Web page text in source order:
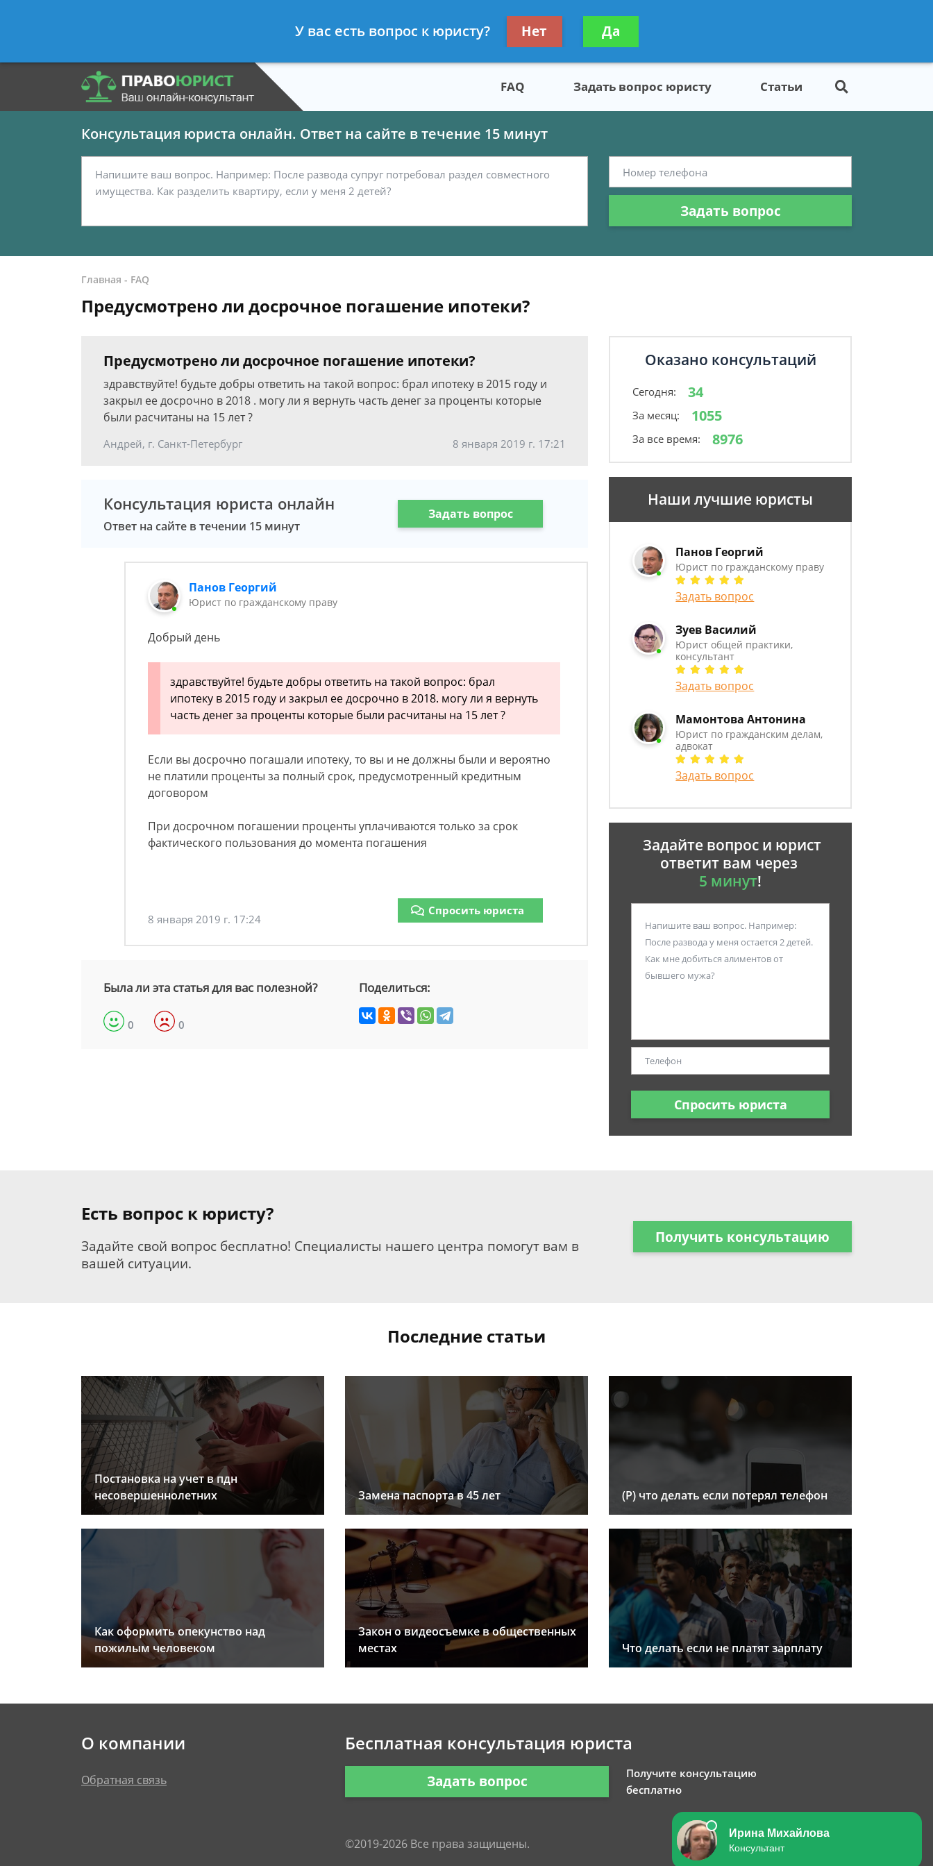
- Юрист по гражданскому праву
Получите консультацию
бесплатно
FAQ Задать вопрос юристу Статьи
Консультация юриста онлайн. Ответ на сайте в течение 15 минут
Задать вопрос
Главная - FAQ
Предусмотрено ли досрочное погашение ипотеки?
Предусмотрено ли досрочное погашение ипотеки?
здравствуйте! будьте добры ответить на такой вопрос: брал ипотеку в 2015 году и
закрыл ее досрочно в 2018 . могу ли я вернуть часть денег за проценты которые
были расчитаны на 15 лет ?
Андрей, г. Санкт-Петербург 8 января 2019 г. 17:21
Консультация юриста онлайн
Ответ на сайте в течении 15 минут
Задать вопрос
Панов Георгий
Юрист по гражданскому праву
Добрый день
здравствуйте! будьте добры ответить на такой вопрос: брал
ипотеку в 2015 году и закрыл ее досрочно в 2018. могу ли я вернуть
часть денег за проценты которые были расчитаны на 15 лет ?
Если вы досрочно погашали ипотеку, то вы и не должны были и вероятно
не платили проценты за полный срок, предусмотренный кредитным
договором
При досрочном погашении проценты уплачиваются только за срок
фактического пользования до момента погашения
8 января 2019 г. 17:24
Спросить юриста
Была ли эта статья для вас полезной?
0 0
Поделиться:
Оказано консультаций
Сегодня: 34
За месяц: 1055
За все время: 8976
Наши лучшие юристы
Панов Георгий
Юрист по гражданскому праву
Задать вопрос
Зуев Василий
Юрист общей практики,
консультант
Задать вопрос
Мамонтова Антонина
Юрист по гражданским делам,
адвокат
Задать вопрос
Задайте вопрос и юрист
ответит вам через
5 минут!
Спросить юриста
Есть вопрос к юристу?
Задайте свой вопрос бесплатно! Специалисты нашего центра помогут вам в
вашей ситуации.
Получить консультацию
Последние статьи
Постановка на учет в пдн
несовершеннолетних
Замена паспорта в 45 лет (Р) что делать если потерял телефон
Как оформить опекунство над
пожилым человеком
Закон о видеосъемке в общественных
местах
Что делать если не платят зарплату
О компании
Обратная связь
Бесплатная консультация юриста
Задать вопрос
Получите консультацию
бесплатно
©2019-2026 Все права защищены.
У вас есть вопрос к юристу? Нет Да